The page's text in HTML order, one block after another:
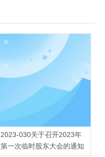
2023-030关于召开2023年
第一次临时股东大会的通知